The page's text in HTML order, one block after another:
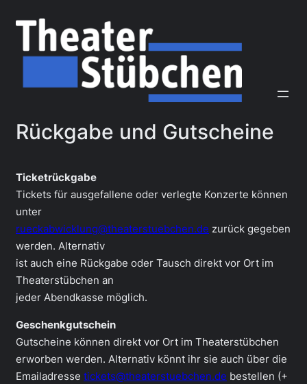
springen
Rückgabe und Gutscheine
Ticketrückgabe
Tickets für ausgefallene oder verlegte Konzerte können
unter
rueckabwicklung@theaterstuebchen.de zurück gegeben
werden. Alternativ
ist auch eine Rückgabe oder Tausch direkt vor Ort im
Theaterstübchen an
jeder Abendkasse möglich.
Geschenkgutschein
Gutscheine können direkt vor Ort im Theaterstübchen
erworben werden. Alternativ könnt ihr sie auch über die
Emailadresse tickets@theaterstuebchen.de bestellen (+